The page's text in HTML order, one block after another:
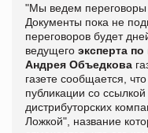
"Мы ведем переговоры
Документы пока не
переговоров будет
ведущего эксперта
Андрея Объедкова
газете сообщается,
публикации со
дистрибуторских
Ложкой", название